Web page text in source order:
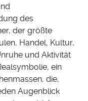
des
der größte
Handel, Kultur,
und Aktivität
ein
die,
Augenblick